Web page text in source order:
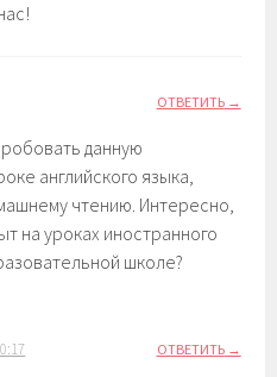
ОТВЕТИТЬ
данную
английского языка,
чтению. Интересно,
на уроках иностранного
школе?
ОТВЕТИТЬ